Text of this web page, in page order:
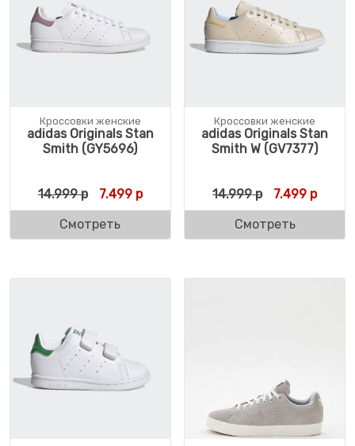
Кроссовки женские
adidas Originals Stan
Smith (GY5696)
14.999р Первоначальная цена составляла 14.999
7.499рТекущая цена: 7.499 р.
Смотреть
Кроссовки женские
adidas Originals Stan
Smith W (GV7377)
14.999р 7.499 р
Смотреть